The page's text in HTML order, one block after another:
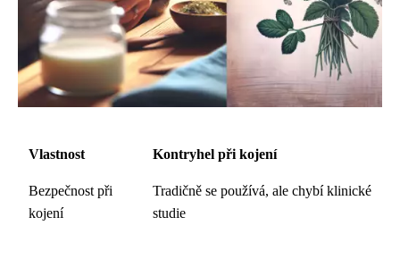
Vlastnost Kontryhel při kojení
Bezpečnost při
kojení
Tradičně se používá, ale chybí klinické
studie